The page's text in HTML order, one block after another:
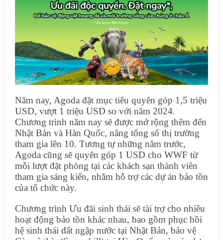
Năm nay, Agoda đặt mục tiêu quyên góp 1,5 triệu
USD, vượt 1 triệu USD so với năm 2024.
Chương trình năm nay sẽ được mở rộng thêm đến
Nhật Bản và Hàn Quốc, nâng tổng số thị trường
tham gia lên 10. Tương tự những năm trước,
Agoda cũng sẽ quyên góp 1 USD cho WWF từ
mỗi lượt đặt phòng tại các khách sạn thành viên
tham gia sáng kiến, nhằm hỗ trợ các dự án bảo tồn
của tổ chức này.
Chương trình Ưu đãi sinh thái sẽ tài trợ cho nhiều
hoạt động bảo tồn khác nhau, bao gồm phục hồi
hệ sinh thái đất ngập nước tại Nhật Bản, bảo vệ